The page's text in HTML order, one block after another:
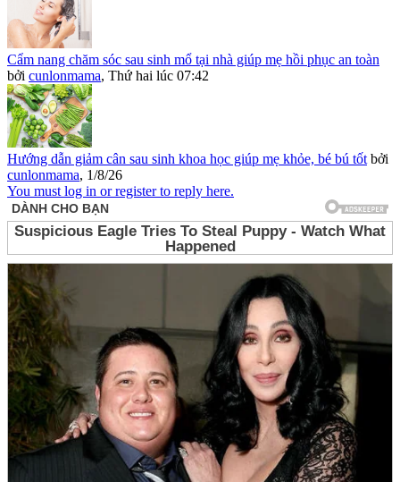
Cẩm nang chăm sóc sau sinh mổ tại nhà giúp mẹ hồi phục an toàn
bởi cunlonmama, Thứ hai lúc 07:42
Hướng dẫn giảm cân sau sinh khoa học giúp mẹ khỏe, bé bú tốt bởi
cunlonmama, 1/8/26
You must log in or register to reply here.